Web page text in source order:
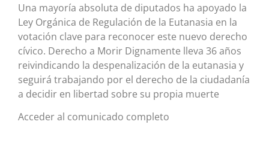
Una mayoría absoluta de diputados ha apoyado la
Ley Orgánica de Regulación de la Eutanasia en la
votación clave para reconocer este nuevo derecho
cívico. Derecho a Morir Dignamente lleva 36 años
reivindicando la despenalización de la eutanasia y
seguirá trabajando por el derecho de la ciudadanía
a decidir en libertad sobre su propia muerte
Acceder al comunicado completo